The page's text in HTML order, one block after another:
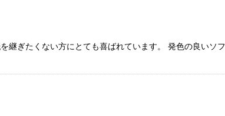
継ぎたくない方にとても喜ばれています。 発色の良い